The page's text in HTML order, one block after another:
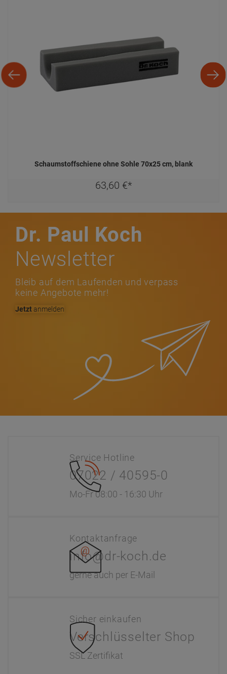
Schaumstoffschiene ohne Sohle 70x25 cm, blank
63,60 €*
Dr. Paul Koch
Newsletter
Bleib auf dem Laufenden und verpass
keine Angebote mehr!
Jetztanmelden
Service Hotline
07022 / 40595-0
Mo-Fr 08:00 - 16:30 Uhr
Kontaktanfrage
info@dr-koch.de
gerne auch per E-Mail
Sicher einkaufen
Verschlüsselter Shop
SSL Zertifikat